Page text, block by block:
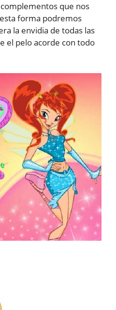
que nos
forma podremos
la envidia de todas las
el pelo acorde con todo